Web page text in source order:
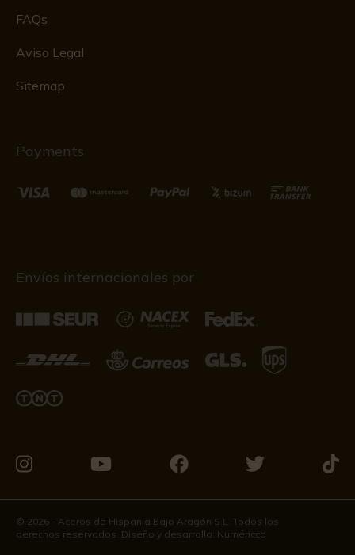
FAQs
Aviso Legal
Sitemap
Payments
Envíos internacionales por
en
Instagram
en
Youtube
en
Facebook
en
Twitter
en
© 2026 - Aceros de Hispania Bajo Aragón S.L. Todos los
derechos reservados. Diseño y desarrollo: Numéricco